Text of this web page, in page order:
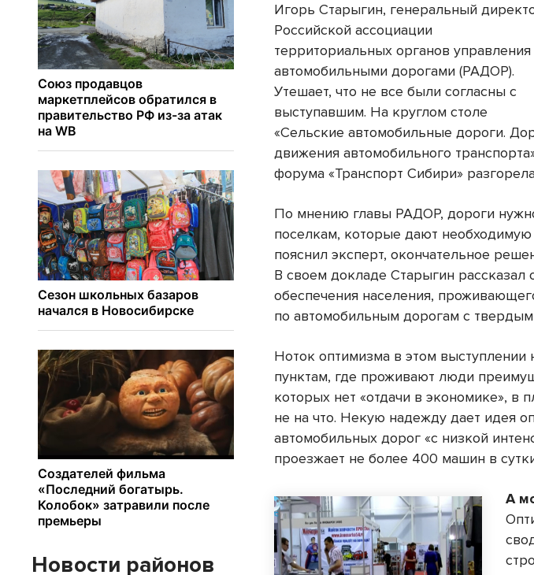
Игорь Старыгин, генеральный
Российской ассоциации
территориальных органов управления
автомобильными дорогами (РАДОР).
Утешает, что не все были согласны с
выступавшим. На круглом столе
«Сельские автомобильные дороги.
движения автомобильного
форума «Транспорт Сибири»
По мнению главы РАДОР, дороги
поселкам, которые дают
пояснил эксперт, окончательное
В своем докладе Старыгин рассказал
обеспечения населения,
по автомобильным дорогам с
Ноток оптимизма в этом
пунктам, где проживают люди
которых нет «отдачи в экономике», в
не на что. Некую надежду дает идея
автомобильных дорог «с низкой
проезжает не более 400 машин в
А
Новости районов